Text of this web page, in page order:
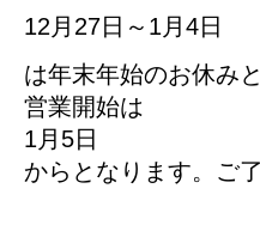
12月27日～1月4日
は年末年始のお休み
営業開始は
1月5日
からとなります。ご